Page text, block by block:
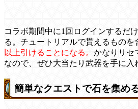
コラボ期間中に1回ログインするだ
る。チュートリアルで貰えるものを
以上引けることになる。 かなりリセ
なので、ぜひ大当たり武器を手に入
簡単なクエストで石を集め